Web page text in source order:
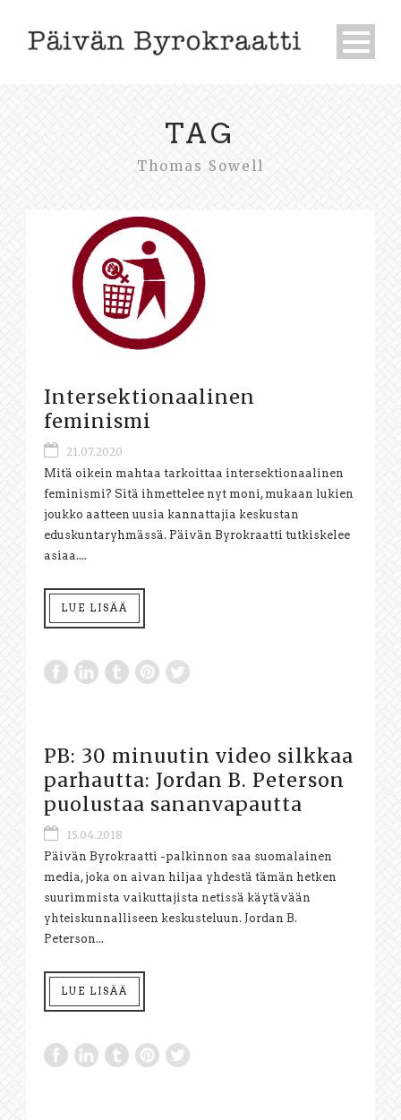
TAG
Thomas Sowell
Intersektionaalinen
feminismi
21.07.2020
Mitä oikein mahtaa tarkoittaa intersektionaalinen
feminismi? Sitä ihmettelee nyt moni, mukaan lukien
joukko aatteen uusia kannattajia keskustan
eduskuntaryhmässä. Päivän Byrokraatti tutkiskelee
asiaa....
LUE LISÄÄ
PB: 30 minuutin video silkkaa
parhautta: Jordan B. Peterson
puolustaa sananvapautta
15.04.2018
Päivän Byrokraatti -palkinnon saa suomalainen
media, joka on aivan hiljaa yhdestä tämän hetken
suurimmista vaikuttajista netissä käytävään
yhteiskunnalliseen keskusteluun. Jordan B.
Peterson...
LUE LISÄÄ